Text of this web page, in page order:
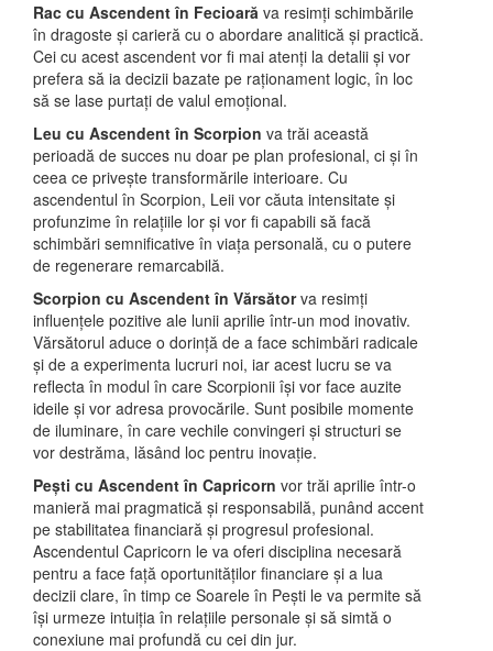
Rac cu Ascendent în Fecioară va resimți schimbările
în dragoste și carieră cu o abordare analitică și practică.
Cei cu acest ascendent vor fi mai atenți la detalii și vor
prefera să ia decizii bazate pe raționament logic, în loc
să se lase purtați de valul emoțional.
Leu cu Ascendent în Scorpion va trăi această
perioadă de succes nu doar pe plan profesional, ci și în
ceea ce privește transformările interioare. Cu
ascendentul în Scorpion, Leii vor căuta intensitate și
profunzime în relațiile lor și vor fi capabili să facă
schimbări semnificative în viața personală, cu o putere
de regenerare remarcabilă.
Scorpion cu Ascendent în Vărsătorva resimți
influențele pozitive ale lunii aprilie într-un mod inovativ.
Vărsătorul aduce o dorință de a face schimbări radicale
și de a experimenta lucruri noi, iar acest lucru se va
reflecta în modul în care Scorpionii își vor face auzite
ideile și vor adresa provocările. Sunt posibile momente
de iluminare, în care vechile convingeri și structuri se
vor destrăma, lăsând loc pentru inovație.
Pești cu Ascendent în Capricorn vor trăi aprilie într-o
manieră mai pragmatică și responsabilă, punând accent
pe stabilitatea financiară și progresul profesional.
Ascendentul Capricorn le va oferi disciplina necesară
pentru a face față oportunităților financiare și a lua
decizii clare, în timp ce Soarele în Pești le va permite să
își urmeze intuiția în relațiile personale și să simtă o
conexiune mai profundă cu cei din jur.